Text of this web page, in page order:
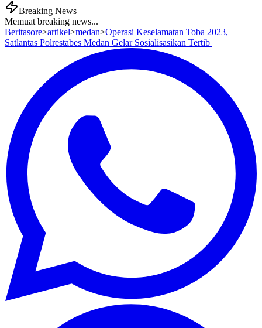
Breaking News
Memuat breaking news...
Beritasore>artikel>medan>Operasi Keselamatan Toba 2023,
Satlantas Polrestabes Medan Gelar Sosialisasikan Tertib